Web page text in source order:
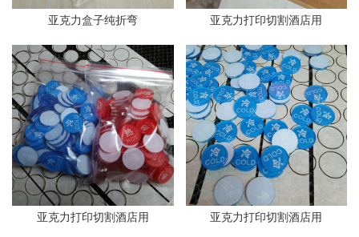
亚克力盒子纯折弯 亚克力打印切割酒店用
亚克力打印切割酒店用 亚克力打印切割酒店用